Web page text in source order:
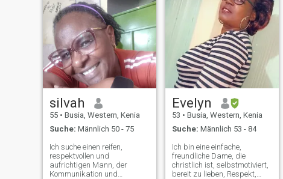
silvah
55 • Busia, Western, Kenia
Suche: Männlich 50 - 75
Ich suche einen reifen,
respektvollen und
aufrichtigen Mann, der
Kommunikation und
Evelyn
53 • Busia, Western, Kenia
Suche: Männlich 53 - 84
Ich bin eine einfache,
freundliche Dame, die
christlich ist, selbstmotiviert,
bereit zu lieben, Respekt,